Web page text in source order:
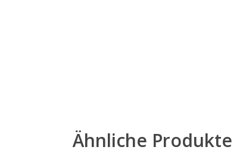
Ähnliche Produkte